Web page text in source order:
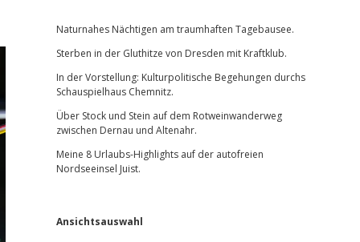
Naturnahes Nächtigen am traumhaften Tagebausee.
Sterben in der Gluthitze von Dresden mit Kraftklub.
In der Vorstellung: Kulturpolitische Begehungen durchs
Schauspielhaus Chemnitz.
Über Stock und Stein auf dem Rotweinwanderweg
zwischen Dernau und Altenahr.
Meine 8 Urlaubs-Highlights auf der autofreien
Nordseeinsel Juist.
Ansichtsauswahl